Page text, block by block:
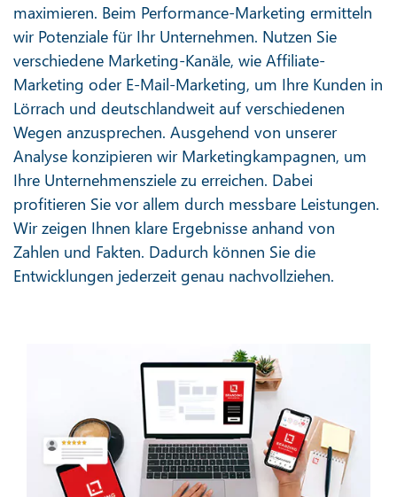
maximieren. Beim Performance-Marketing ermitteln
wir Potenziale für Ihr Unternehmen. Nutzen Sie
verschiedene Marketing-Kanäle, wie Affiliate-
Marketing oder E-Mail-Marketing, um Ihre Kunden in
Lörrach und deutschlandweit auf verschiedenen
Wegen anzusprechen. Ausgehend von unserer
Analyse konzipieren wir Marketingkampagnen, um
Ihre Unternehmensziele zu erreichen. Dabei
profitieren Sie vor allem durch messbare Leistungen.
Wir zeigen Ihnen klare Ergebnisse anhand von
Zahlen und Fakten. Dadurch können Sie die
Entwicklungen jederzeit genau nachvollziehen.